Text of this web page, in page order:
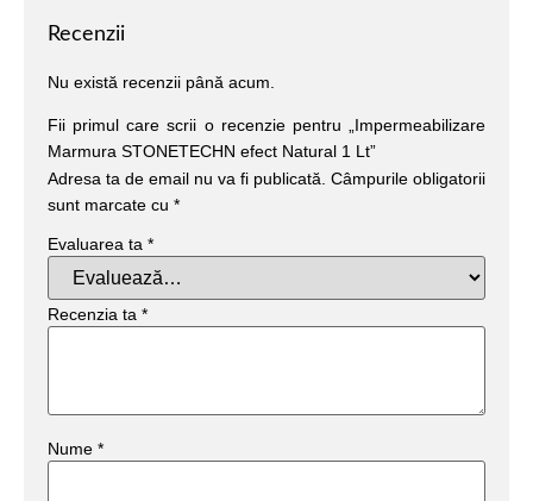
Recenzii
Nu există recenzii până acum.
Fii primul care scrii o recenzie pentru „Impermeabilizare
Marmura STONETECHN efect Natural 1 Lt”
Adresa ta de email nu va fi publicată. Câmpurile obligatorii
sunt marcate cu *
Evaluarea ta *
Recenzia ta *
Nume *